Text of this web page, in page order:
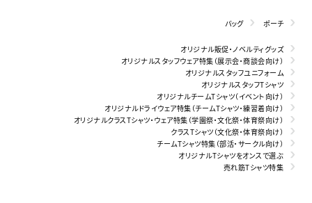
バッグ ポーチ
オリジナル販促・ノベルティグッズ
オリジナルスタッフウェア特集（展示会・商談会向け）
オリジナルスタッフユニフォーム
オリジナルスタッフTシャツ
オリジナルチームTシャツ（イベント向け）
オリジナルドライウェア特集（チームTシャツ・練習着向け）
オリジナルクラスTシャツ・ウェア特集（学園祭・文化祭・体育祭向け）
クラスTシャツ（文化祭・体育祭向け）
チームTシャツ特集（部活・サークル向け）
オリジナルTシャツをオンスで選ぶ
売れ筋Tシャツ特集